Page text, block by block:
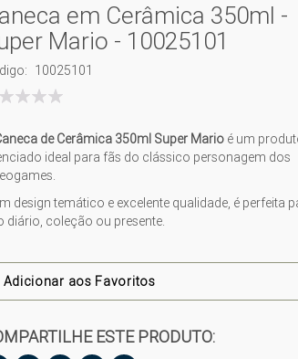
em Cerâmica 350ml -
Mario - 10025101
10025101
de Cerâmica 350ml Super Mario é um
ideal para fãs do clássico personagem dos
design temático e excelente qualidade, é perfeita
diário, coleção ou presente.
Adicionar aos Favoritos
ESTE PRODUTO: